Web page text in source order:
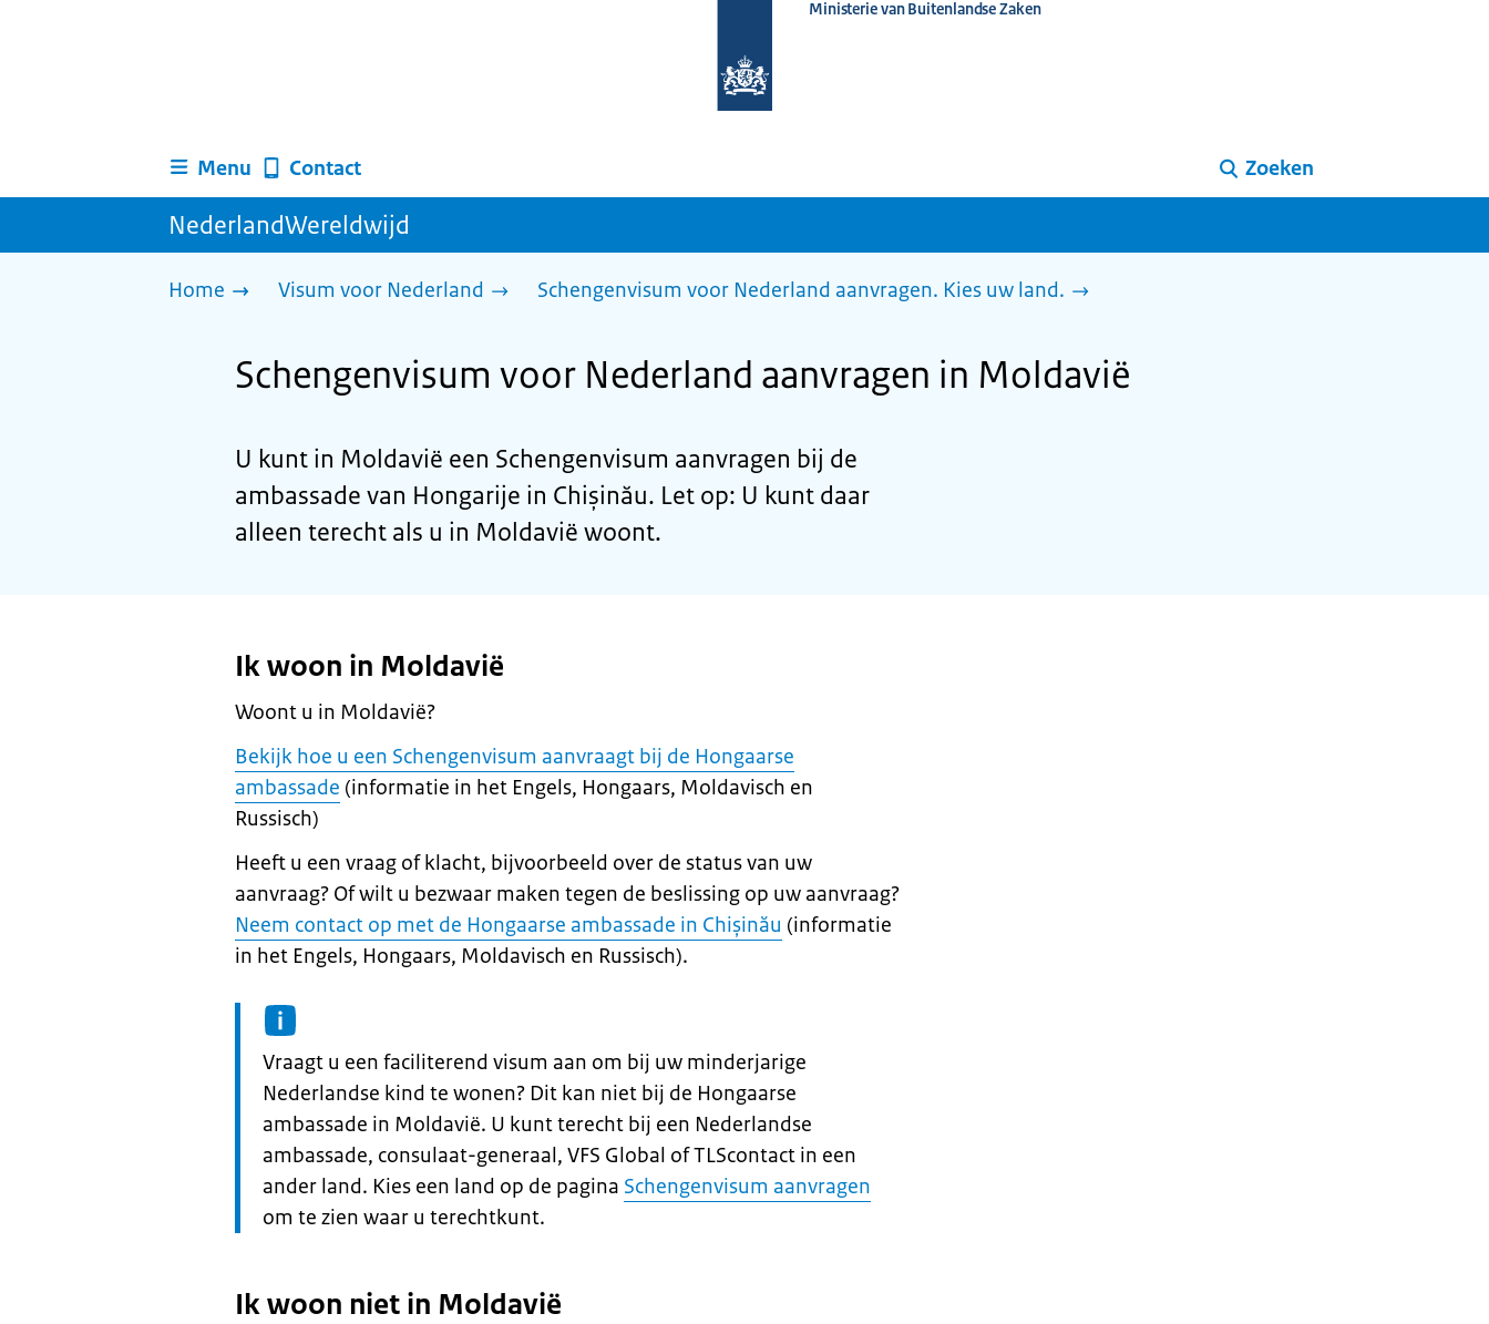
homepage
Ministerie van Buitenlandse Zaken
Menu Contact Zoeken
NederlandWereldwijd
Home Visum voor Nederland Schengenvisum voor Nederland aanvragen. Kies uw land.
Schengenvisum voor Nederland aanvragen in Moldavië
U kunt in Moldavië een Schengenvisum aanvragen bij de
ambassade van Hongarije in Chișinău. Let op: U kunt daar
alleen terecht als u in Moldavië woont.
Ik woon in Moldavië
Woont u in Moldavië?
Bekijk hoe u een Schengenvisum aanvraagt bij de Hongaarse
ambassade (informatie in het Engels, Hongaars, Moldavisch en
Russisch)
Heeft u een vraag of klacht, bijvoorbeeld over de status van uw
aanvraag? Of wilt u bezwaar maken tegen de beslissing op uw aanvraag?
Neem contact op met de Hongaarse ambassade in Chișinău (informatie
in het Engels, Hongaars, Moldavisch en Russisch).
Informatie:
Vraagt u een faciliterend visum aan om bij uw minderjarige
Nederlandse kind te wonen? Dit kan niet bij de Hongaarse
ambassade in Moldavië. U kunt terecht bij een Nederlandse
ambassade, consulaat-generaal, VFS Global of TLScontact in een
ander land. Kies een land op de pagina Schengenvisum aanvragen
om te zien waar u terechtkunt.
Ik woon niet in Moldavië